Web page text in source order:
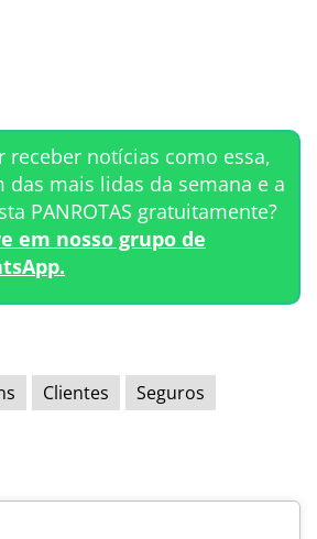
receber notícias como essa,
das mais lidas da semana e a
PANROTAS gratuitamente?
em nosso grupo de
Clientes
Seguros